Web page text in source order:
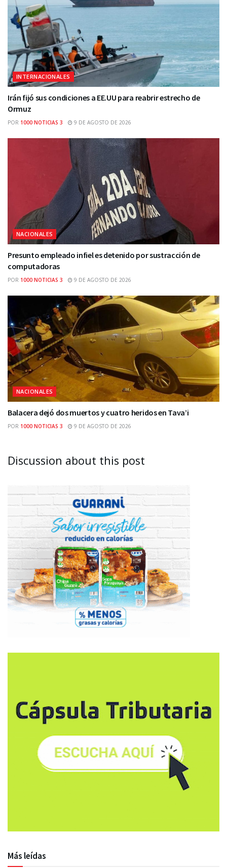
INTERNACIONALES
Irán fijó sus condiciones a EE.UU para reabrir estrecho de
Ormuz
POR 1000 NOTICIAS 3 9 DE AGOSTO DE 2026
NACIONALES
Presunto empleado infiel es detenido por sustracción de
computadoras
POR 1000 NOTICIAS 3 9 DE AGOSTO DE 2026
NACIONALES
Balacera dejó dos muertos y cuatro heridos en Tava’i
POR 1000 NOTICIAS 3 9 DE AGOSTO DE 2026
Discussion about this post
Más leídas